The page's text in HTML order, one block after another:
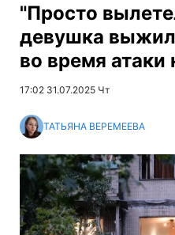
"Просто
девушка
во время атаки
17:02 31.07.2025 Чт
ТАТЬЯНА ВЕРЕМЕЕВА